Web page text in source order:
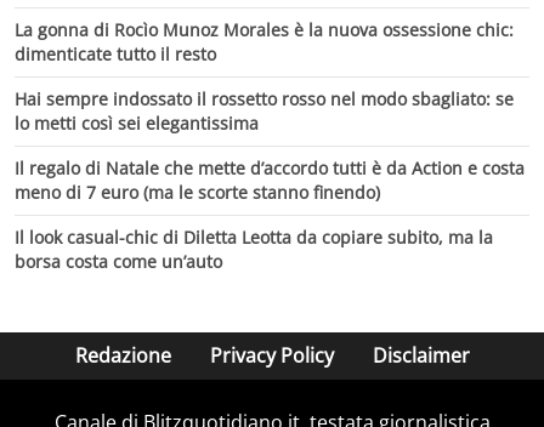
La gonna di Rocìo Munoz Morales è la nuova ossessione chic:
dimenticate tutto il resto
Hai sempre indossato il rossetto rosso nel modo sbagliato: se
lo metti così sei elegantissima
Il regalo di Natale che mette d’accordo tutti è da Action e costa
meno di 7 euro (ma le scorte stanno finendo)
Il look casual-chic di Diletta Leotta da copiare subito, ma la
borsa costa come un’auto
Redazione Privacy Policy Disclaimer
Canale di Blitzquotidiano.it, testata giornalistica